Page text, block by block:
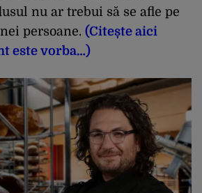
nu ar trebui să se afle pe
persoane. (Citește aici
este vorba…)